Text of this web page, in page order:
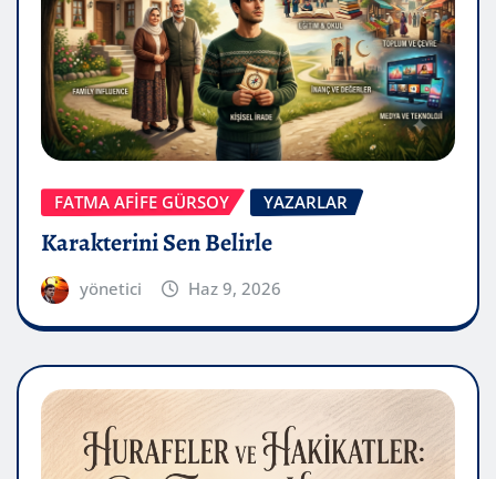
FATMA AFİFE GÜRSOY YAZARLAR
Karakterini Sen Belirle
yönetici Haz 9, 2026